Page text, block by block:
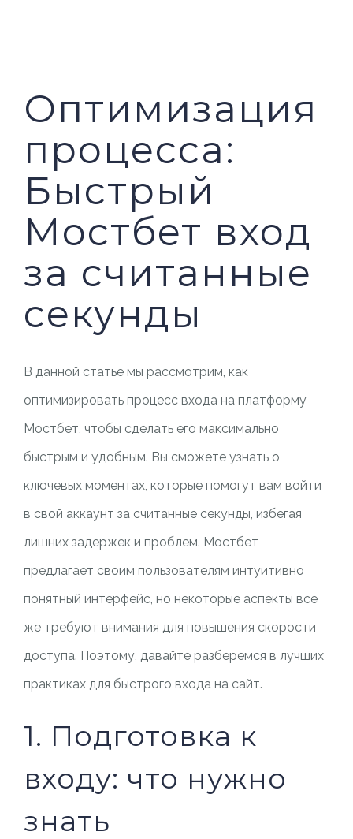
Оптимизация
процесса:
Быстрый
Мостбет вход
за считанные
секунды
В данной статье мы рассмотрим, как
оптимизировать процесс входа на платформу
Мостбет, чтобы сделать его максимально
быстрым и удобным. Вы сможете узнать о
ключевых моментах, которые помогут вам войти
в свой аккаунт за считанные секунды, избегая
лишних задержек и проблем. Мостбет
предлагает своим пользователям интуитивно
понятный интерфейс, но некоторые аспекты все
же требуют внимания для повышения скорости
доступа. Поэтому, давайте разберемся в лучших
практиках для быстрого входа на сайт.
1. Подготовка к
входу: что нужно
знать